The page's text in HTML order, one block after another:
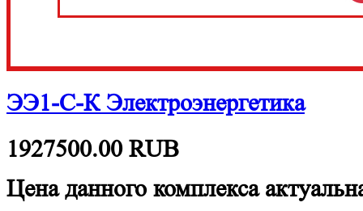
ЭЭ1-С-К Электроэнергетика
1927500.00RUB
Цена данного комплекса